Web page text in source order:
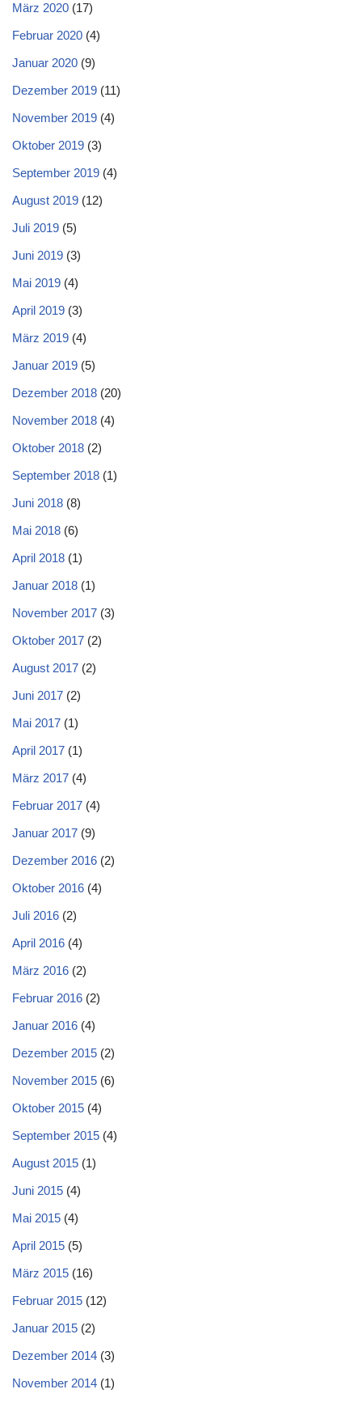
März 2020 (17)
Februar 2020 (4)
Januar 2020 (9)
Dezember 2019 (11)
November 2019 (4)
Oktober 2019 (3)
September 2019 (4)
August 2019 (12)
Juli 2019 (5)
Juni 2019 (3)
Mai 2019 (4)
April 2019 (3)
März 2019 (4)
Januar 2019 (5)
Dezember 2018 (20)
November 2018 (4)
Oktober 2018 (2)
September 2018 (1)
Juni 2018 (8)
Mai 2018 (6)
April 2018 (1)
Januar 2018 (1)
November 2017 (3)
Oktober 2017 (2)
August 2017 (2)
Juni 2017 (2)
Mai 2017 (1)
April 2017 (1)
März 2017 (4)
Februar 2017 (4)
Januar 2017 (9)
Dezember 2016 (2)
Oktober 2016 (4)
Juli 2016 (2)
April 2016 (4)
März 2016 (2)
Februar 2016 (2)
Januar 2016 (4)
Dezember 2015 (2)
November 2015 (6)
Oktober 2015 (4)
September 2015 (4)
August 2015 (1)
Juni 2015 (4)
Mai 2015 (4)
April 2015 (5)
März 2015 (16)
Februar 2015 (12)
Januar 2015 (2)
Dezember 2014 (3)
November 2014 (1)